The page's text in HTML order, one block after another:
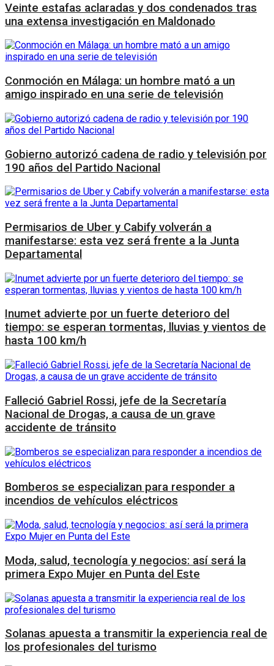
Veinte estafas aclaradas y dos condenados tras
una extensa investigación en Maldonado
Conmoción en Málaga: un hombre mató a un
amigo inspirado en una serie de televisión
Gobierno autorizó cadena de radio y televisión por
190 años del Partido Nacional
Permisarios de Uber y Cabify volverán a
manifestarse: esta vez será frente a la Junta
Departamental
Inumet advierte por un fuerte deterioro del
tiempo: se esperan tormentas, lluvias y vientos de
hasta 100 km/h
Falleció Gabriel Rossi, jefe de la Secretaría
Nacional de Drogas, a causa de un grave
accidente de tránsito
Bomberos se especializan para responder a
incendios de vehículos eléctricos
Moda, salud, tecnología y negocios: así será la
primera Expo Mujer en Punta del Este
Solanas apuesta a transmitir la experiencia real de
los profesionales del turismo